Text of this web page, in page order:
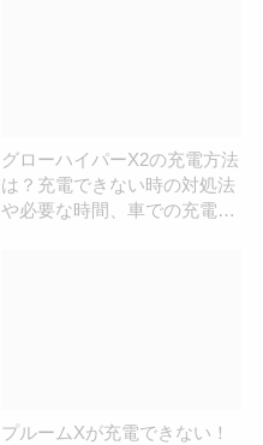
グローハイパーX2の充電方法
は？充電できない時の対処法
や必要な時間、車での充電に
プルームXが充電できない！